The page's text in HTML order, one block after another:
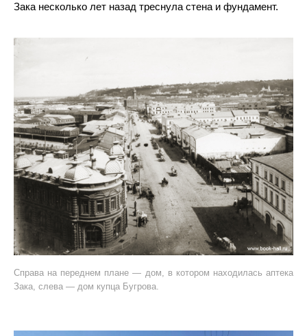
Зака несколько лет назад треснула стена и фундамент.
Справа на переднем плане — дом, в котором находилась аптека
Зака, слева — дом купца Бугрова.